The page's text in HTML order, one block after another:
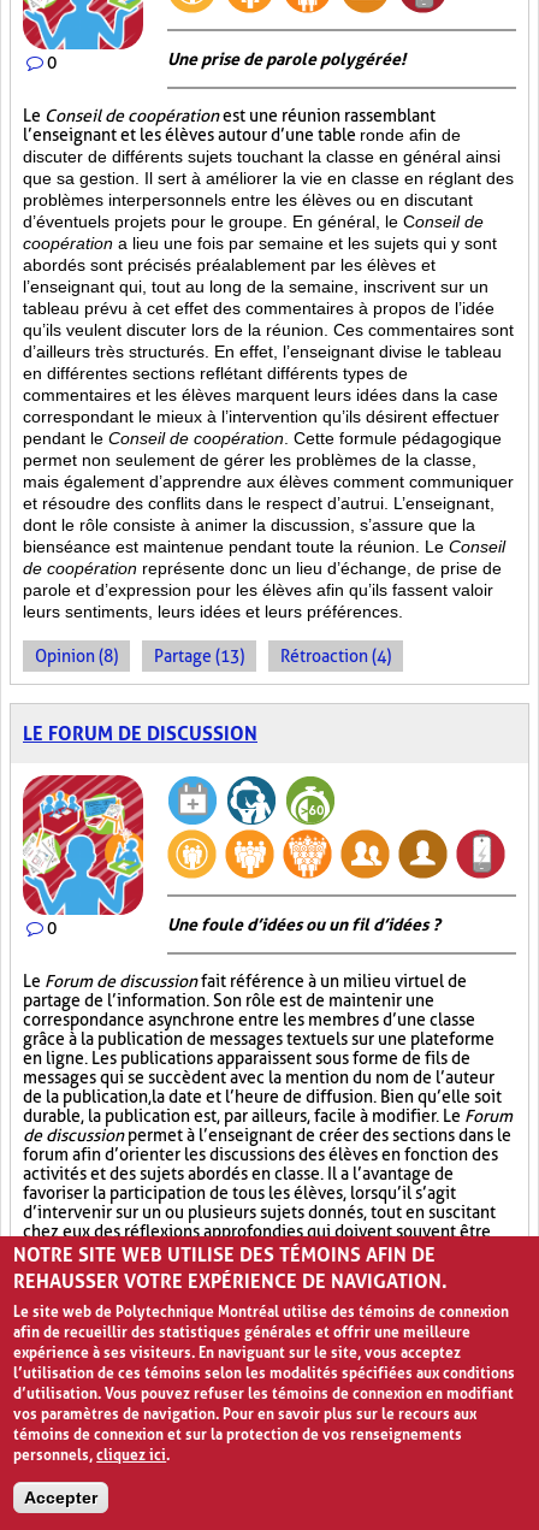
0 Une prise de parole polygérée!
Le Conseil de coopérationest une réunion rassemblant
l’enseignant et les élèves autour d’une table ronde afin de
discuter de différents sujets touchant la classe en général ainsi
que sa gestion. Il sert à améliorer la vie en classe en réglant des
problèmes interpersonnels entre les élèves ou en discutant
d’éventuels projets pour le groupe. En général, le Conseil de
coopération a lieu une fois par semaine et les sujets qui y sont
abordés sont précisés préalablement par les élèves et
l’enseignant qui, tout au long de la semaine, inscrivent sur un
tableau prévu à cet effet des commentaires à propos de l’idée
qu’ils veulent discuter lors de la réunion. Ces commentaires sont
d’ailleurs très structurés. En effet, l’enseignant divise le tableau
en différentes sections reflétant différents types de
commentaires et les élèves marquent leurs idées dans la case
correspondant le mieux à l’intervention qu’ils désirent effectuer
pendant le Conseil de coopération . Cette formule pédagogique
permet non seulement de gérer les problèmes de la classe,
mais également d’apprendre aux élèves comment communiquer
et résoudre des conflits dans le respect d’autrui. L’enseignant,
dont le rôle consiste à animer la discussion, s’assure que la
bienséance est maintenue pendant toute la réunion. Le Conseil
de coopération représente donc un lieu d’échange, de prise de
parole et d’expression pour les élèves afin qu’ils fassent valoir
leurs sentiments, leurs idées et leurs préférences.
Opinion (8) Partage (13) Rétroaction (4)
LE FORUM DE DISCUSSION
0 Une foule d’idées ou un fil d’idées ?
Le Forum de discussionfait référence à un milieu virtuel de
partage de l’information. Son rôle est de maintenir une
correspondance asynchrone entre les membres d’une classe
grâce à la publication de messages textuels sur une plateforme
en ligne. Les publications apparaissent sous forme de fils de
messages qui se succèdent avec la mention du nom de l’auteur
de la publication, la date et l’heure de diffusion. Bien qu’elle soit
durable, la publication est, par ailleurs, facile à modifier. Le Forum
de discussionpermet à l’enseignant de créer des sections dans le
forum afin d’orienter les discussions des élèves en fonction des
activités et des sujets abordés en classe. Il a l’avantage de
favoriser la participation de tous les élèves, lorsqu’il s’agit
d’intervenir sur un ou plusieurs sujets donnés, tout en suscitant
chez eux des réflexions approfondies qui doivent souvent être
appuyées de preuves.
Participation active (6) Partage (13)
Outil électronique (4)
PAGES
« ‹ 1 2 3 4 › »
NOTRE SITE WEB UTILISE DES TÉMOINS AFIN DE
REHAUSSER VOTRE EXPÉRIENCE DE NAVIGATION.
Le site web de Polytechnique Montréal utilise des témoins de connexion
afin de recueillir des statistiques générales et offrir une meilleure
expérience à ses visiteurs. En naviguant sur le site, vous acceptez
l’utilisation de ces témoins selon les modalités spécifiées aux conditions
d’utilisation. Vous pouvez refuser les témoins de connexion en modifiant
vos paramètres de navigation. Pour en savoir plus sur le recours aux
témoins de connexion et sur la protection de vos renseignements
personnels,cliquez ici.
Accepter